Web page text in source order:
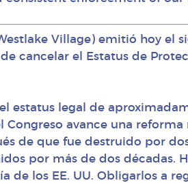
Village) emitió hoy el
cancelar el Estatus de
estatus legal de
avance una
de que fue destruido por
por más de dos décadas.
los EE. UU. Obligarlos a